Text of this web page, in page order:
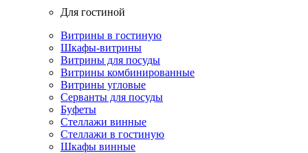
Для гостиной
Витрины в гостиную
Шкафы-витрины
Витрины для посуды
Витрины комбинированные
Витрины угловые
Серванты для посуды
Буфеты
Стеллажи винные
Стеллажи в гостиную
Шкафы винные